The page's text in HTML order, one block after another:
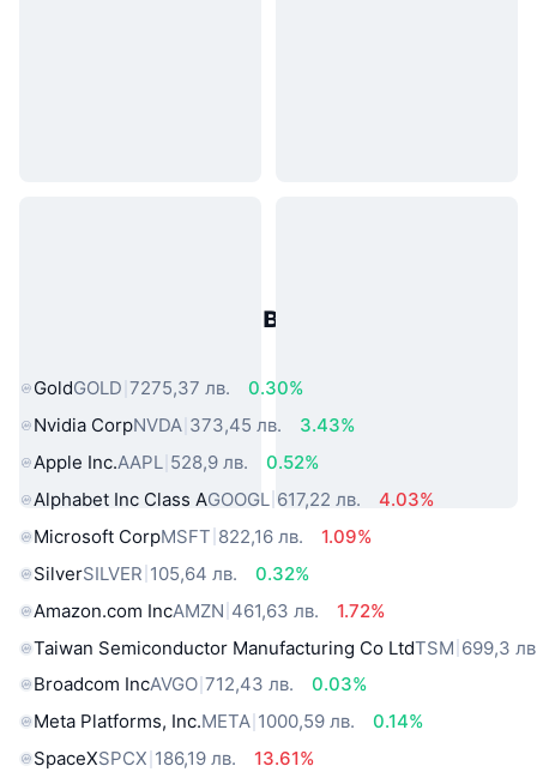
Популярни активи от реалния
GoldGOLD 7275,37 лв.
0.30%
Nvidia CorpNVDA 373,45 лв.
3.43%
Apple Inc.AAPL 528,9 лв.
0.52%
Alphabet Inc Class AGOOGL 617,22 лв.
4.03%
Microsoft CorpMSFT 822,16 лв.
1.09%
SilverSILVER 105,64 лв.
0.32%
Amazon.com IncAMZN 461,63 лв.
1.72%
Taiwan Semiconductor Manufacturing Co LtdTSM 699,3
Broadcom IncAVGO 712,43 лв.
0.03%
Meta Platforms, Inc.META 1000,59 лв.
0.14%
SpaceXSPCX 186,19 лв.
13.61%